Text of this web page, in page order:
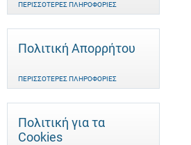
ΠΕΡΙΣΣΌΤΕΡΕΣ ΠΛΗΡΟΦΟΡΊΕΣ
Πολιτική Απορρήτου
ΠΕΡΙΣΣΌΤΕΡΕΣ ΠΛΗΡΟΦΟΡΊΕΣ
Πολιτική για τα
Cookies